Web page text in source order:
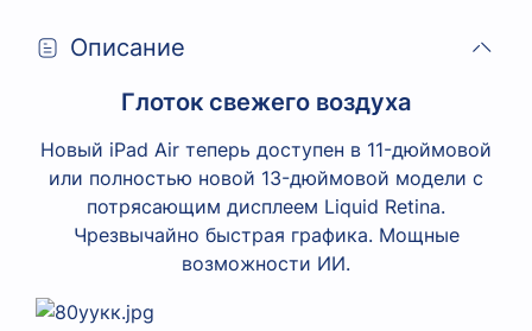
Описание
Глоток свежего воздуха
Новый iPad Air теперь доступен в 11-дюймовой
или полностью новой 13-дюймовой модели с
потрясающим дисплеем Liquid Retina.
Чрезвычайно быстрая графика. Мощные
возможности ИИ.